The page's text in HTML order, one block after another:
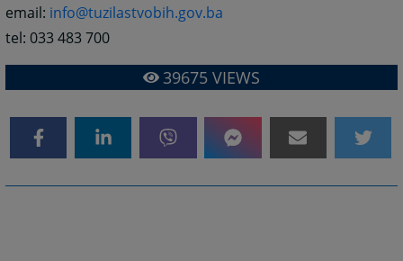
email: info@tuzilastvobih.gov.ba
tel: 033 483 700
39675 VIEWS